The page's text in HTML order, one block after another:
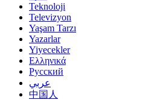
Teknoloji
Televizyon
Yaşam Tarzı
Yazarlar
Yiyecekler
Ελληνικά
Русский
عربي
中国人